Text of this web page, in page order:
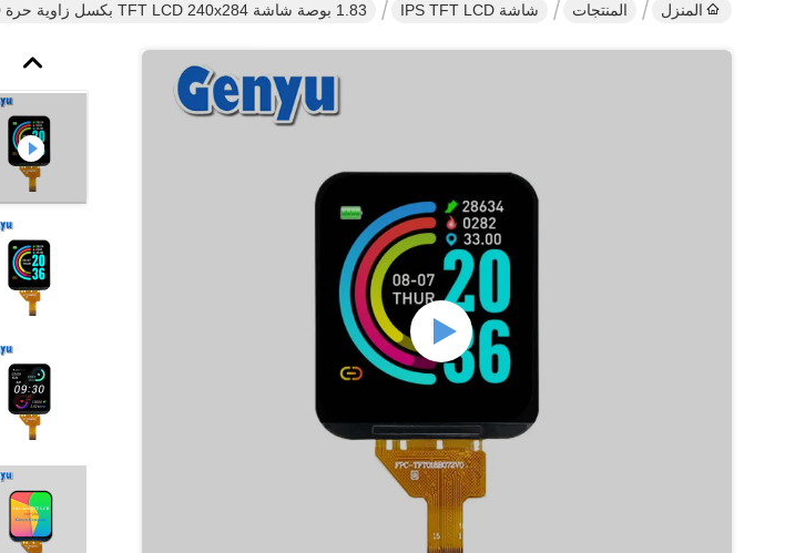
المنزل المنتجات شاشة IPS TFT LCD 1.83 بوصة شاشة TFT LCD 240x284 بكسل زاوية حرة NV3030 شاشة TFT صغيرة